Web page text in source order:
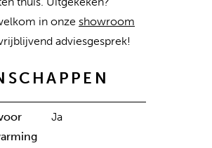
in onze showroom
adviesgesprek!
Ja